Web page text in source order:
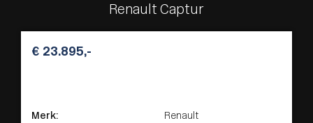
Renault Captur
€ 23.895,-
Merk: Renault